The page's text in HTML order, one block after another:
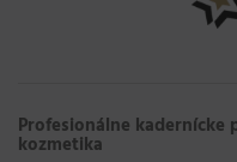
Profesionálne
kozmetika